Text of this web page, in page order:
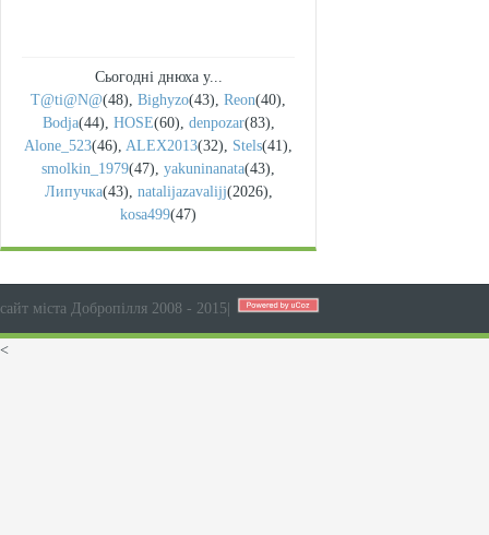
Сьогодні днюха у...
T@ti@N@(48), Bighyzo(43), Reon(40),
Bodja(44), HOSE(60), denpozar(83),
Alone_523(46), ALEX2013(32), Stels(41),
smolkin_1979(47), yakuninanata(43),
Липучка(43), natalijazavalijj(2026),
kosa499(47)
сайт міста Добропілля 2008 - 2015
<